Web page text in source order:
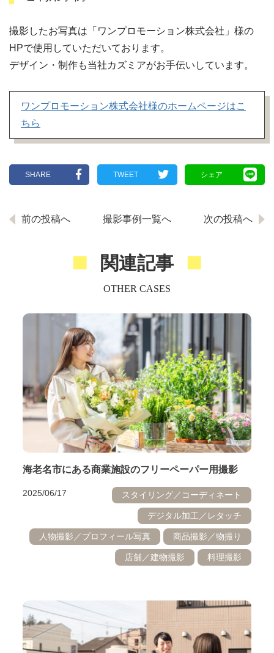
撮影したお写真は「ワンプロモーション株式会社」様の
HPで使用していただいております。
デザイン・制作も当社カズミアがお手伝いしています。
ワンプロモーション株式会社様のホームページはこ
ちら
SHARE TWEET シェア
前の投稿へ 撮影事例一覧へ 次の投稿へ
関連記事
OTHER CASES
海老名市にある商業施設のフリーペーパー用撮影
2025/06/17 スタイリング／コーディネート
デジタル加工／レタッチ
人物撮影／プロフィール写真 商品撮影／物撮り
店舗／建物撮影 料理撮影